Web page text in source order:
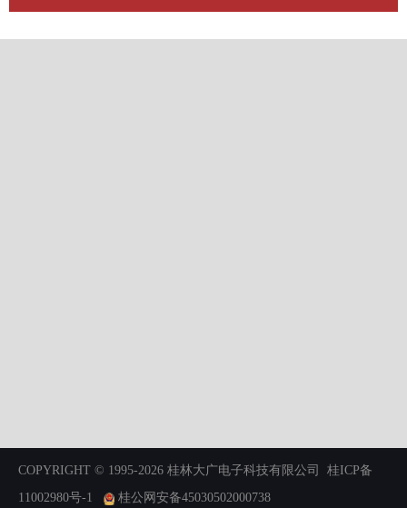
COPYRIGHT © 1995-2026 桂林大广电子科技有限公司 桂ICP备
11002980号-1
桂公网安备45030502000738